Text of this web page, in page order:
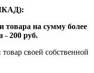
товара на сумму более
- 200 руб.
своей собственной